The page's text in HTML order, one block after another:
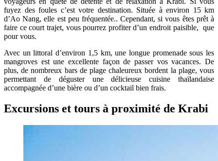
fuyez des foules c’est votre destination. Située à environ 15 km
d’Ao Nang, elle est peu fréquentée.. Cependant, si vous êtes prêt à
faire ce court trajet, vous pourrez profiter d’un endroit paisible, que
pour vous.
Avec un littoral d’environ 1,5 km, une longue promenade sous les
mangroves est une excellente façon de passer vos vacances. De
plus, de nombreux bars de plage chaleureux bordent la plage, vous
permettant de déguster une délicieuse cuisine thaïlandaise
accompagnée d’une bière ou d’un cocktail bien frais.
Excursions et tours à proximité de Krabi